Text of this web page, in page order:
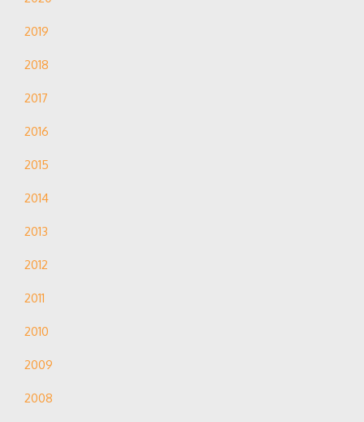
2019
2018
2017
2016
2015
2014
2013
2012
2011
2010
2009
2008